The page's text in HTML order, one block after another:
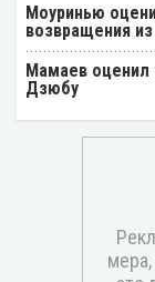
Моуринью
возвращения
Мамаев оценил
Дзюбу